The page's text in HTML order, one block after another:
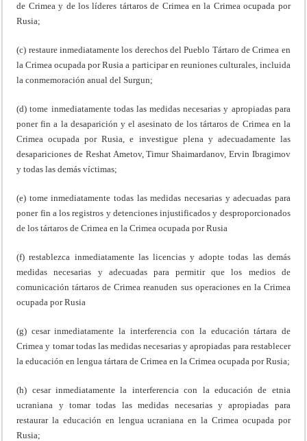
de Crimea y de los líderes tártaros de Crimea en la Crimea ocupada por
Rusia;
(c) restaure inmediatamente los derechos del Pueblo Tártaro de Crimea en
la Crimea ocupada por Rusia a participar en reuniones culturales, incluida
la conmemoración anual del Surgun;
(d) tome inmediatamente todas las medidas necesarias y apropiadas para
poner fin a la desaparición y el asesinato de los tártaros de Crimea en la
Crimea ocupada por Rusia, e investigue plena y adecuadamente las
desapariciones de Reshat Ametov, Timur Shaimardanov, Ervin Ibragimov
y todas las demás víctimas;
(e) tome inmediatamente todas las medidas necesarias y adecuadas para
poner fin a los registros y detenciones injustificados y desproporcionados
de los tártaros de Crimea en la Crimea ocupada por Rusia
(f) restablezca inmediatamente las licencias y adopte todas las demás
medidas necesarias y adecuadas para permitir que los medios de
comunicación tártaros de Crimea reanuden sus operaciones en la Crimea
ocupada por Rusia
(g) cesar inmediatamente la interferencia con la educación tártara de
Crimea y tomar todas las medidas necesarias y apropiadas para restablecer
la educación en lengua tártara de Crimea en la Crimea ocupada por Rusia;
(h) cesar inmediatamente la interferencia con la educación de etnia
ucraniana y tomar todas las medidas necesarias y apropiadas para
restaurar la educación en lengua ucraniana en la Crimea ocupada por
Rusia;